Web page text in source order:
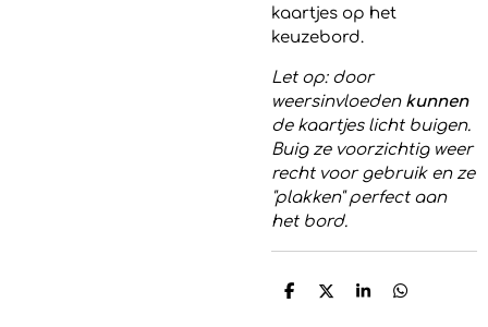
kaartjes op het
keuzebord.
Let op: door
weersinvloeden kunnen
de kaartjes licht buigen.
Buig ze voorzichtig weer
recht voor gebruik en ze
"plakken" perfect aan
het bord.
D
D
S
D